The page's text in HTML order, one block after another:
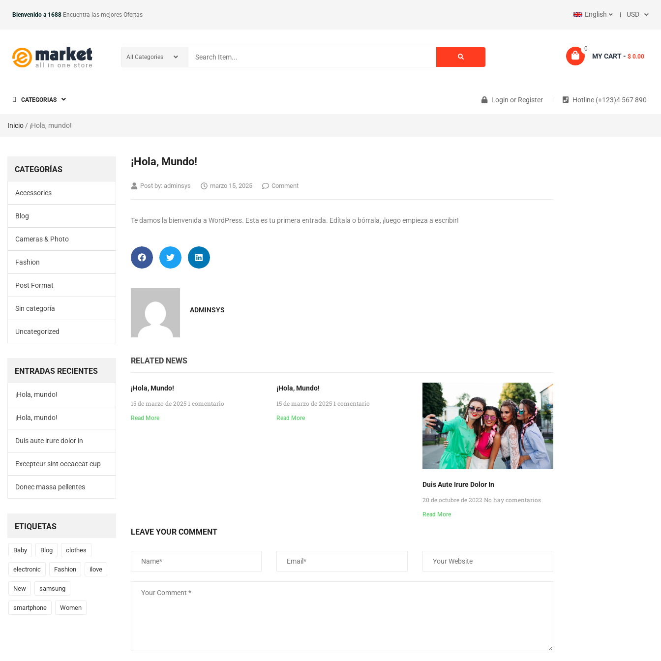
Bienvenido a 1688 Encuentra las mejores Ofertas English USD
MY CART - $ 0.00
0
CATEGORIAS Login or Register Hotline (+123)4 567 890
Inicio / ¡Hola, mundo!
CATEGORÍAS
Accessories
Blog
Cameras & Photo
Fashion
Post Format
Sin categoría
Uncategorized
ENTRADAS RECIENTES
¡Hola, mundo!
¡Hola, mundo!
Duis aute irure dolor in
Excepteur sint occaecat cup
Donec massa pellentes
ETIQUETAS
Baby Blog clothes
electronic Fashion ilove
New samsung
smartphone Women
¡Hola, Mundo!
Post by: adminsys marzo 15, 2025 Comment
Te damos la bienvenida a WordPress. Esta es tu primera entrada. Edítala o bórrala, ¡luego empieza a escribir!
ADMINSYS
RELATED NEWS
¡Hola, Mundo!
15 de marzo de 2025 1 comentario
Read More
¡Hola, Mundo!
15 de marzo de 2025 1 comentario
Read More
Duis Aute Irure Dolor In
20 de octubre de 2022 No hay comentarios
Read More
LEAVE YOUR COMMENT